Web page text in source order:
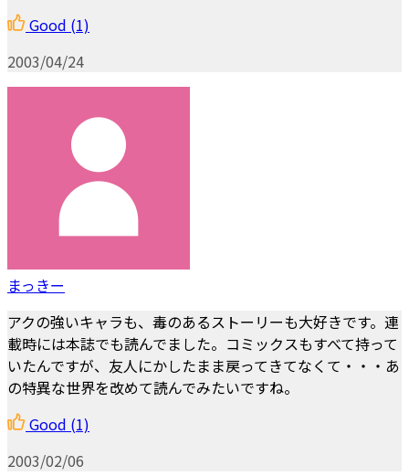
Good (1)
2003/04/24
まっきー
アクの強いキャラも、毒のあるストーリーも大好きです。連
載時には本誌でも読んでました。コミックスもすべて持って
いたんですが、友人にかしたまま戻ってきてなくて・・・あ
の特異な世界を改めて読んでみたいですね。
Good (1)
2003/02/06